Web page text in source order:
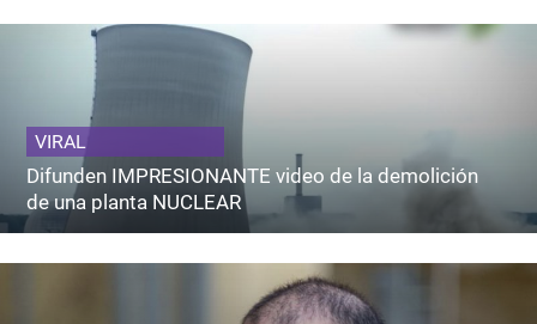
VIRAL
Difunden IMPRESIONANTE video de la demolición
de una planta NUCLEAR